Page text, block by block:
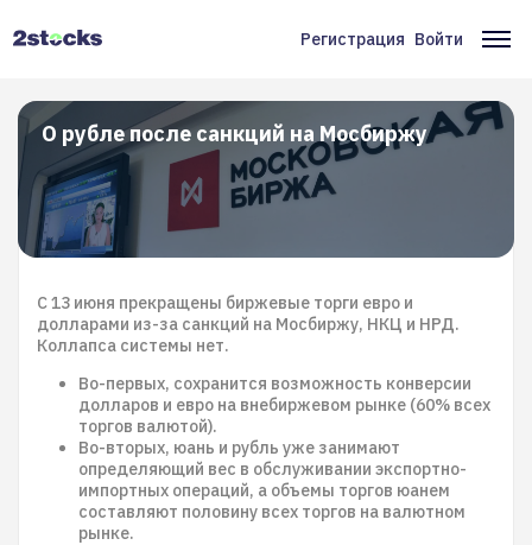
Меню
учётной
записи
пользователя
Регистрация Войти
О рубле после санкций на Мосбиржу
С 13 июня прекращены биржевые торги евро и
долларами из-за санкций на Мосбиржу, НКЦ и НРД.
Коллапса системы нет.
Во-первых, сохранится возможность конверсии
долларов и евро на внебиржевом рынке (60% всех
торгов валютой).
Во-вторых, юань и рубль уже занимают
определяющий вес в обслуживании экспортно-
импортных операций, а объемы торгов юанем
составляют половину всех торгов на валютном
рынке.